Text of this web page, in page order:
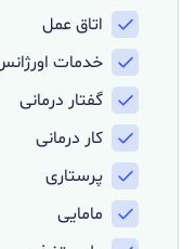
اتاق عمل
خدمات
گفتار درمانی
کار درمانی
پرستاری
مامایی